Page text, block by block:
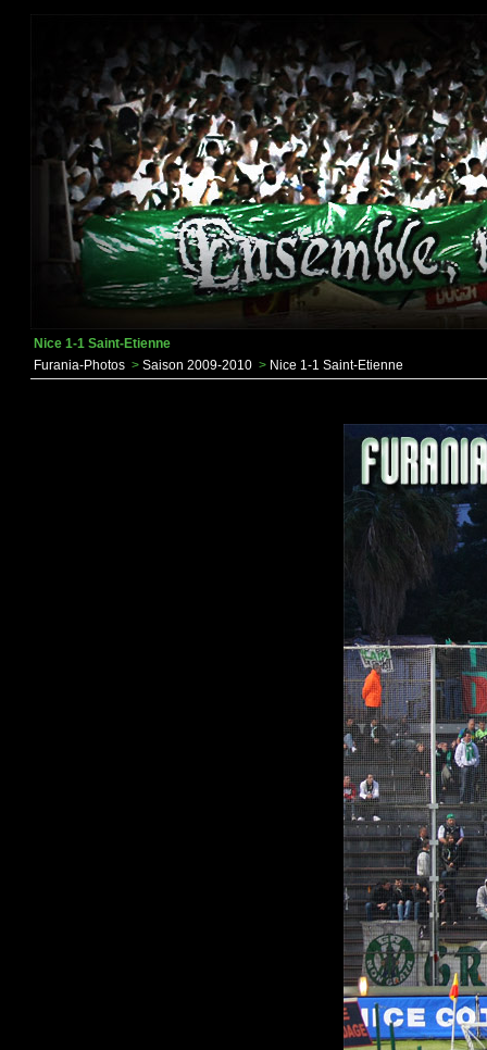
Nice 1-1 Saint-Etienne
Furania-Photos > Saison 2009-2010 > Nice 1-1 Saint-Etienne